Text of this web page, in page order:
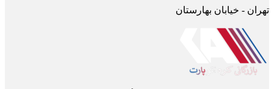
تهران - خیابان بهارستان